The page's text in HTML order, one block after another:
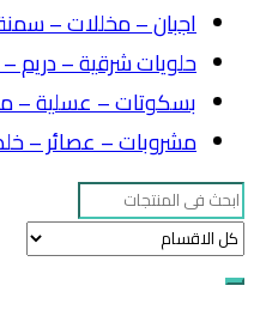
اجبان – مخللات –
حلويات شرقية – دريم
بسكوتات – عسلية
مشروبات – عصائر –
Search
for: